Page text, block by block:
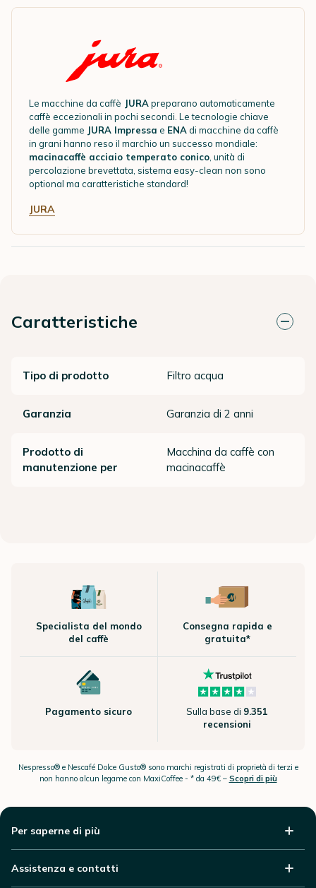
Le macchine da caffè JURApreparano automaticamente
caffè eccezionali in pochi secondi. Le tecnologie chiave
delle gamme JURA Impressa e ENAdi macchine da caffè
in grani hanno reso il marchio un successo mondiale:
macinacaffè acciaio temperato conico , unità di
percolazione brevettata, sistema easy-clean non sono
optional ma caratteristiche standard!
JURA
Caratteristiche
Tipo di prodotto Filtro acqua
Garanzia Garanzia di 2 anni
Prodotto di
manutenzione per
Macchina da caffè con
macinacaffè
Specialista del mondo
del caffè
Consegna rapida e
gratuita*
Pagamento sicuro Sulla base di 9.351
recensioni
Nespresso® e Nescafé Dolce Gusto® sono marchi registrati di proprietà di terzi e
non hanno alcun legame con MaxiCoffee - * da 49€ – Scopri di più
Per saperne di più
Assistenza e contatti